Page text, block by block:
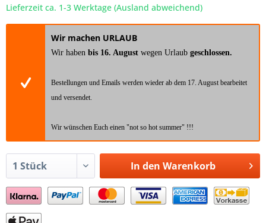
Lieferzeit ca. 1-3 Werktage (Ausland abweichend)
Wir machen URLAUB
Wir haben bis 16. August wegen Urlaub geschlossen.
Bestellungen und Emails werden wieder ab dem 17. August bearbeitet
und versendet.
Wir wünschen Euch einen "not so hot summer" !!!
In den Warenkorb